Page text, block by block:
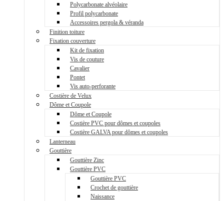
Polycarbonate alvéolaire
Profil polycarbonate
Accessoires pergola & véranda
Finition toiture
Fixation couverture
Kit de fixation
Vis de couture
Cavalier
Pontet
Vis auto-perforante
Costière de Velux
Dôme et Coupole
Dôme et Coupole
Costière PVC pour dômes et coupoles
Costière GALVA pour dômes et coupoles
Lanterneau
Gouttière
Gouttière Zinc
Gouttière PVC
Gouttière PVC
Crochet de gouttière
Naissance